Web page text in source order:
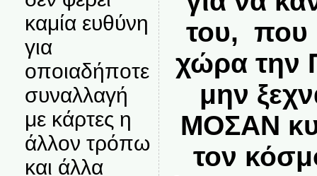
καμία ευθύνη
για
οποιαδήποτε
συναλλαγή
με κάρτες η
άλλον τρόπω
και άλλα
του, που
χώρα την
μην
ΜΟΣΑΝ
τον